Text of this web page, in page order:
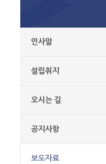
인사말
설립취지
오시는 길
공지사항
보도자료